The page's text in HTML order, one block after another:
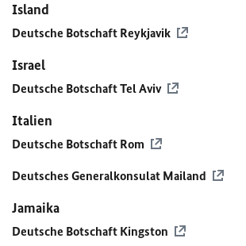
Island
Deutsche Botschaft Reykjavik
Israel
Deutsche Botschaft Tel Aviv
Italien
Deutsche Botschaft Rom
Deutsches Generalkonsulat Mailand
Jamaika
Deutsche Botschaft Kingston